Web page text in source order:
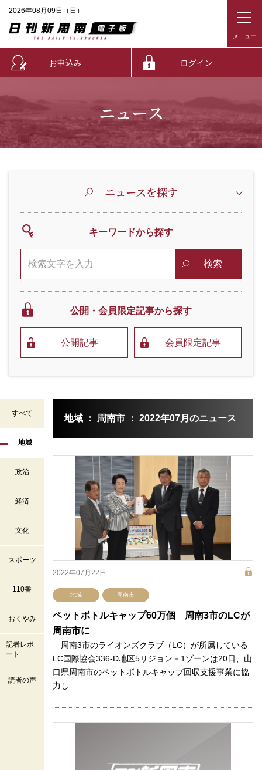
2026年08月09日（日）
お申込み ログイン
ニュース
ニュースを探す
キーワードから探す
検索
公開・会員限定記事から探す
公開記事 会員限定記事
すべて
地域
政治
経済
文化
スポーツ
110番
おくやみ
記者レポ
ート
読者の声
地域 ： 周南市 ： 2022年07月のニュース
2022年07月22日
地域 周南市
ペットボトルキャップ60万個 周南3市のLCが
周南市に
周南3市のライオンズクラブ（LC）が所属している
LC国際協会336-D地区5リジョン－1ゾーンは20日、山
口県周南市のペットボトルキャップ回収支援事業に協
力し...